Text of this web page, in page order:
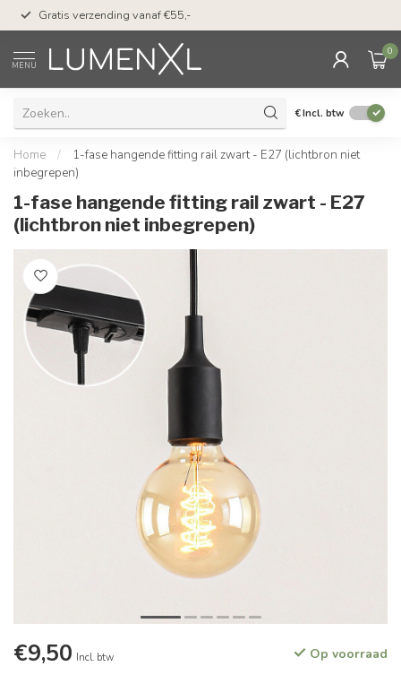
Gratis verzending vanaf €55,-
MENU
0
€Incl. btw
Home /
1-fase hangende fitting rail zwart - E27 (lichtbron niet
inbegrepen)
1-fase hangende fitting rail zwart - E27
(lichtbron niet inbegrepen)
€9,50 Incl. btw Op voorraad